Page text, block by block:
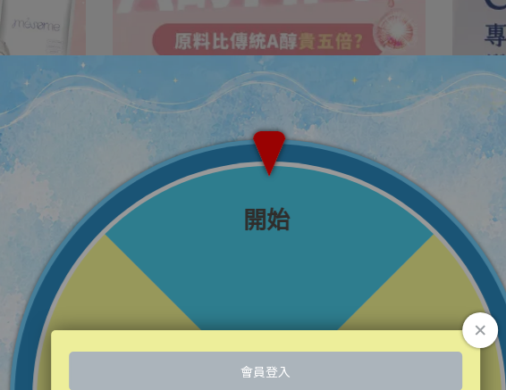
質比
原料比傳統A醇貴五倍？你所不知道
的A醇HPR 效果直比A酸
vigorskincare | 2026-02-03
什麼是A醇？為什麼這麼受保養族群歡迎？ ⋯
閱讀更多 ->
原
濃
🌟 認
閱讀更